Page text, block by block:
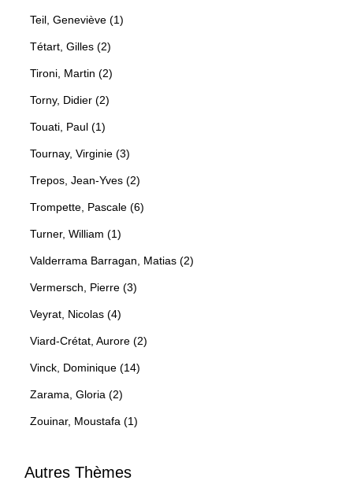
Teil, Geneviève (1)
Tétart, Gilles (2)
Tironi, Martin (2)
Torny, Didier (2)
Touati, Paul (1)
Tournay, Virginie (3)
Trepos, Jean-Yves (2)
Trompette, Pascale (6)
Turner, William (1)
Valderrama Barragan, Matias (2)
Vermersch, Pierre (3)
Veyrat, Nicolas (4)
Viard-Crétat, Aurore (2)
Vinck, Dominique (14)
Zarama, Gloria (2)
Zouinar, Moustafa (1)
Autres Thèmes